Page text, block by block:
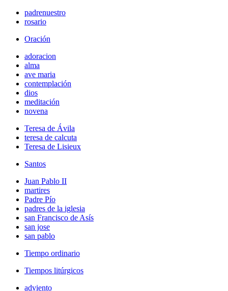
padrenuestro
rosario
Oración
adoracion
alma
ave maria
contemplación
dios
meditación
novena
Teresa de Ávila
teresa de calcuta
Teresa de Lisieux
Santos
Juan Pablo II
martires
Padre Pío
padres de la iglesia
san Francisco de Asís
san jose
san pablo
Tiempo ordinario
Tiempos litúrgicos
adviento